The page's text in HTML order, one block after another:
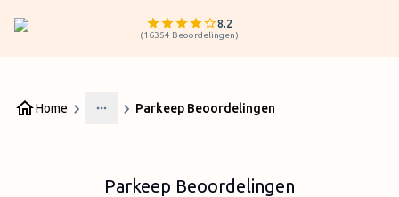
8.2
(16354 Beoordelingen)
Home
More
Parkeep Beoordelingen
Parkeep Beoordelingen